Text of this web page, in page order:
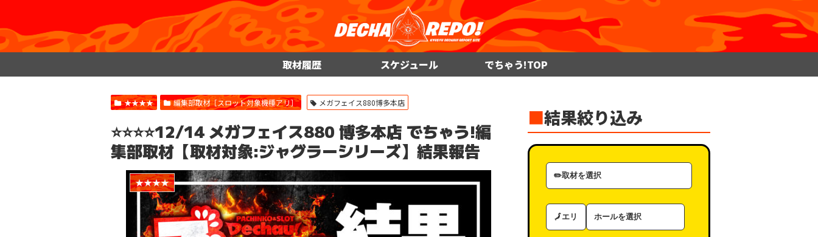
取材履歴 スケジュール でちゃう!TOP
★★★★ 編集部取材［スロット対象機種アリ］ メガフェイス880博多本店
⭐️⭐️⭐️⭐️12/14 メガフェイス880 博多本店 でちゃう!編
集部取材【取材対象:ジャグラーシリーズ】結果報告
★★★★
■結果絞り込み
取
材
ゴ
エ
リ
ホ
ー